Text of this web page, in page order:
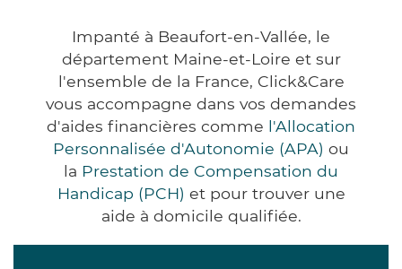
Impanté à Beaufort-en-Vallée, le
département Maine-et-Loire et sur
l'ensemble de la France, Click&Care
vous accompagne dans vos demandes
d'aides financières comme l'Allocation
Personnalisée d'Autonomie (APA) ou
la Prestation de Compensation du
Handicap (PCH) et pour trouver une
aide à domicile qualifiée.